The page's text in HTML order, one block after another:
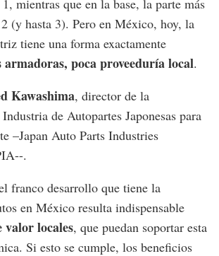
(y hasta 3). Pero en México, hoy, la
tiene una forma exactamente
armadoras, poca proveeduría local.
Kawashima, director de la
de Autopartes Japonesas para
–Japan Auto Parts Industries
.
franco desarrollo que tiene la
en México resulta indispensable
valor locales, que puedan soportar esta
Si esto se cumple, los beneficios